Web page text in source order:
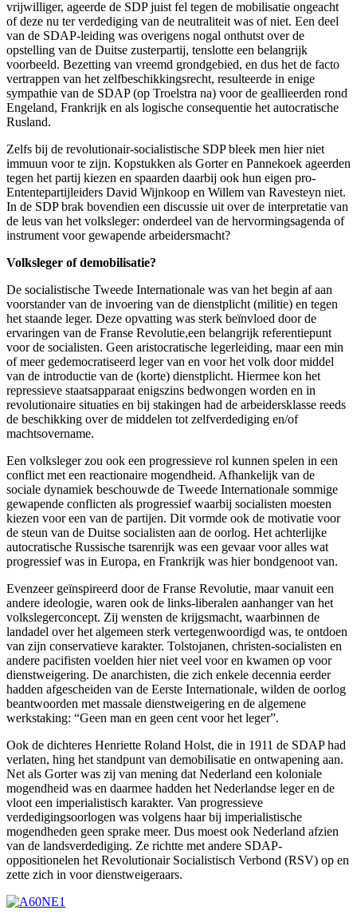
vrijwilliger, ageerde de SDP juist fel tegen de mobilisatie ongeacht
of deze nu ter verdediging van de neutraliteit was of niet. Een deel
van de SDAP-leiding was overigens nogal onthutst over de
opstelling van de Duitse zusterpartij, tenslotte een belangrijk
voorbeeld. Bezetting van vreemd grondgebied, en dus het de facto
vertrappen van het zelfbeschikkingsrecht, resulteerde in enige
sympathie van de SDAP (op Troelstra na) voor de geallieerden rond
Engeland, Frankrijk en als logische consequentie het autocratische
Rusland.
Zelfs bij de revolutionair-socialistische SDP bleek men hier niet
immuun voor te zijn. Kopstukken als Gorter en Pannekoek ageerden
tegen het partij kiezen en spaarden daarbij ook hun eigen pro-
Ententepartijleiders David Wijnkoop en Willem van Ravesteyn niet.
In de SDP brak bovendien een discussie uit over de interpretatie van
de leus van het volksleger: onderdeel van de hervormingsagenda of
instrument voor gewapende arbeidersmacht?
Volksleger of demobilisatie?
De socialistische Tweede Internationale was van het begin af aan
voorstander van de invoering van de dienstplicht (militie) en tegen
het staande leger. Deze opvatting was sterk beïnvloed door de
ervaringen van de Franse Revolutie,een belangrijk referentiepunt
voor de socialisten. Geen aristocratische legerleiding, maar een min
of meer gedemocratiseerd leger van en voor het volk door middel
van de introductie van de (korte) dienstplicht. Hiermee kon het
repressieve staatsapparaat enigszins bedwongen worden en in
revolutionaire situaties en bij stakingen had de arbeidersklasse reeds
de beschikking over de middelen tot zelfverdediging en/of
machtsovername.
Een volksleger zou ook een progressieve rol kunnen spelen in een
conflict met een reactionaire mogendheid. Afhankelijk van de
sociale dynamiek beschouwde de Tweede Internationale sommige
gewapende conflicten als progressief waarbij socialisten moesten
kiezen voor een van de partijen. Dit vormde ook de motivatie voor
de steun van de Duitse socialisten aan de oorlog. Het achterlijke
autocratische Russische tsarenrijk was een gevaar voor alles wat
progressief was in Europa, en Frankrijk was hier bondgenoot van.
Evenzeer geïnspireerd door de Franse Revolutie, maar vanuit een
andere ideologie, waren ook de links-liberalen aanhanger van het
volkslegerconcept. Zij wensten de krijgsmacht, waarbinnen de
landadel over het algemeen sterk vertegenwoordigd was, te ontdoen
van zijn conservatieve karakter. Tolstojanen, christen-socialisten en
andere pacifisten voelden hier niet veel voor en kwamen op voor
dienstweigering. De anarchisten, die zich enkele decennia eerder
hadden afgescheiden van de Eerste Internationale, wilden de oorlog
beantwoorden met massale dienstweigering en de algemene
werkstaking: “Geen man en geen cent voor het leger”.
Ook de dichteres Henriette Roland Holst, die in 1911 de SDAP had
verlaten, hing het standpunt van demobilisatie en ontwapening aan.
Net als Gorter was zij van mening dat Nederland een koloniale
mogendheid was en daarmee hadden het Nederlandse leger en de
vloot een imperialistisch karakter. Van progressieve
verdedigingsoorlogen was volgens haar bij imperialistische
mogendheden geen sprake meer. Dus moest ook Nederland afzien
van de landsverdediging. Ze richtte met andere SDAP-
oppositionelen het Revolutionair Socialistisch Verbond (RSV) op en
zette zich in voor dienstweigeraars.